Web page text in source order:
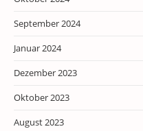
September 2024
Januar 2024
Dezember 2023
Oktober 2023
August 2023